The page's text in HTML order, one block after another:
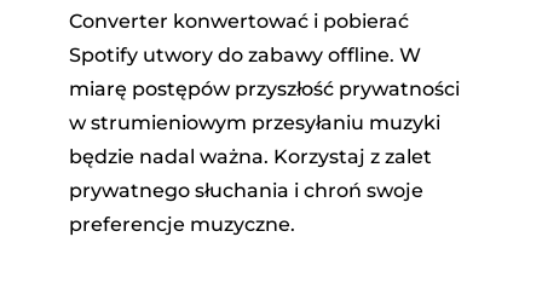
Converter konwertować i pobierać
Spotify utwory do zabawy offline. W
miarę postępów przyszłość prywatności
w strumieniowym przesyłaniu muzyki
będzie nadal ważna. Korzystaj z zalet
prywatnego słuchania i chroń swoje
preferencje muzyczne.